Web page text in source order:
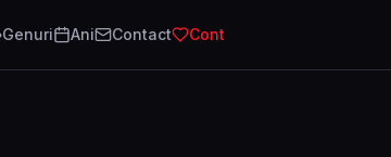
Genuri Ani Contact Cont